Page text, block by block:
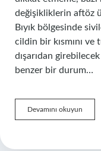
değişikliklerin aftöz
Bıyık bölgesinde
cildin bir kısmını ve
dışarıdan
benzer bir durum…
Devamını okuyun